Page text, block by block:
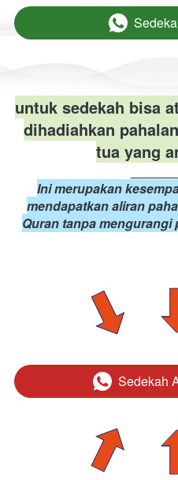
`
untuk sedekah bisa
dihadiahkan
tua yang
Ini merupakan
mendapatkan aliran
Quran tanpa mengurangi
` Sedekah